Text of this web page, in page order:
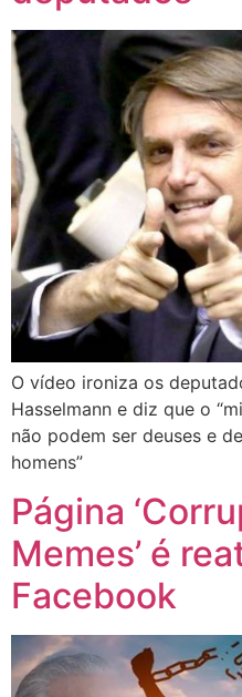
O vídeo ironiza os
Hasselmann e diz que o
não podem ser deuses e
homens”
Página
Memes’ é
Facebook